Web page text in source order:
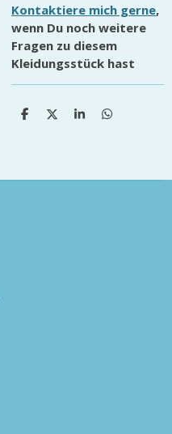
Kontaktiere mich gerne,
wenn Du noch weitere
Fragen zu diesem
Kleidungsstück hast
T
n
T
n
T
n
T
n